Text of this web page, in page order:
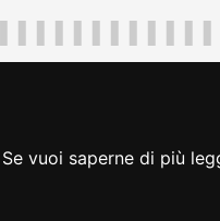
vuoi saperne di più
feedback cambio